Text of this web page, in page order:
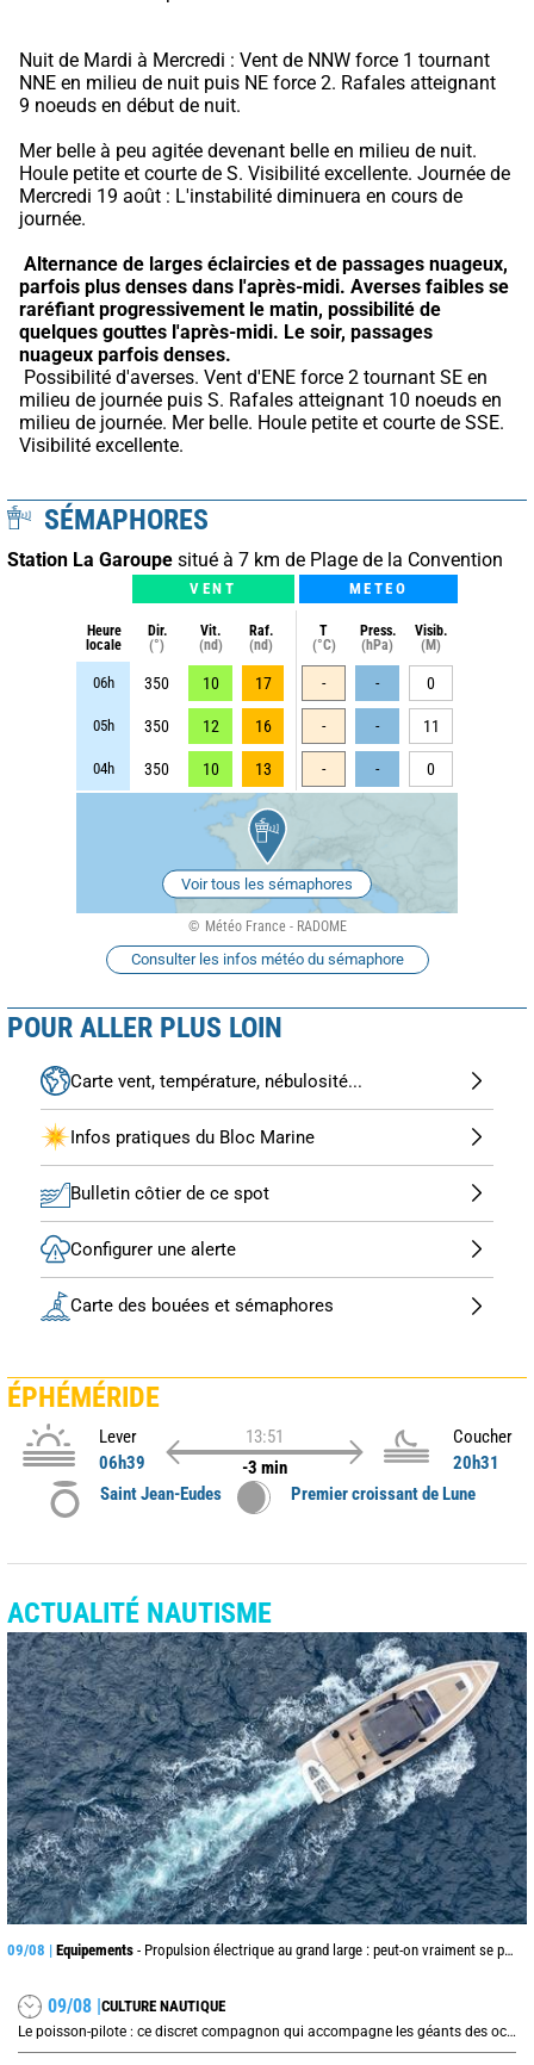
Nuit de Mardi à Mercredi : Vent de NNW force 1 tournant
NNE en milieu de nuit puis NE force 2. Rafales atteignant
9 noeuds en début de nuit.
Mer belle à peu agitée devenant belle en milieu de nuit.
Houle petite et courte de S. Visibilité excellente. Journée de
Mercredi 19 août : L'instabilité diminuera en cours de
journée.
Alternance de larges éclaircies et de passages nuageux,
parfois plus denses dans l'après-midi. Averses faibles se
raréfiant progressivement le matin, possibilité de
quelques gouttes l'après-midi. Le soir, passages
nuageux parfois denses.
milieu de journée puis S. Rafales atteignant 10 noeuds en
milieu de journée. Mer belle. Houle petite et courte de SSE.
Visibilité excellente.
SÉMAPHORES
Station La Garoupe situé à 7 km de Plage de la Convention
VENT METEO
Heure
locale
Dir.
(°)
Vit.
(nd)
Raf.
(nd)
T
(°C)
Press.
(hPa)
Visib.
(M)
06h 350 10 17 - - 0
05h 350 12 16 - - 11
04h 350 10 13 - - 0
Voir tous les sémaphores
Météo France - RADOME
Consulter les infos météo du sémaphore
POUR ALLER PLUS LOIN
Carte vent, température, nébulosité...
Infos pratiques du Bloc Marine
Bulletin côtier de ce spot
Configurer une alerte
Carte des bouées et sémaphores
ÉPHÉMÉRIDE
Lever
06h39
13:51
-3 min
Coucher
20h31
Saint Jean-Eudes
Premier croissant de Lune
ACTUALITÉ NAUTISME
09/08 | Equipements - Propulsion électrique au grand large : peut-on vraiment se passer du diesel ?
09/08 |CULTURE NAUTIQUE
Le poisson-pilote : ce discret compagnon qui accompagne les géants des océans